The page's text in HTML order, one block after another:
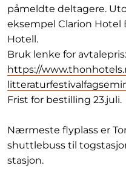
påmeldte deltagere.
eksempel Clarion Hotel
Hotell.
Bruk lenke for avtalepris:
https://
Frist for bestilling 23.juli.
Nærmeste flyplass er
shuttlebuss til
stasjon.